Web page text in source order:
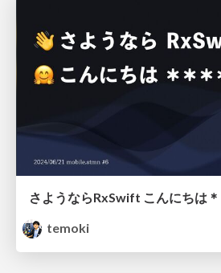
さようならRxSwift こんにちは＊
temoki